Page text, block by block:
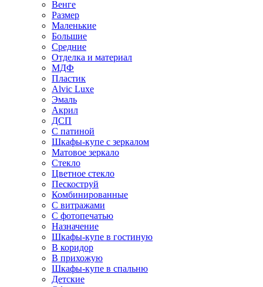
Венге
Размер
Маленькие
Большие
Средние
Отделка и материал
МДФ
Пластик
Alvic Luxe
Эмаль
Акрил
ДСП
С патиной
Шкафы-купе с зеркалом
Матовое зеркало
Стекло
Цветное стекло
Пескоструй
Комбинированные
С витражами
С фотопечатью
Назначение
Шкафы-купе в гостиную
В коридор
В прихожую
Шкафы-купе в спальню
Детские